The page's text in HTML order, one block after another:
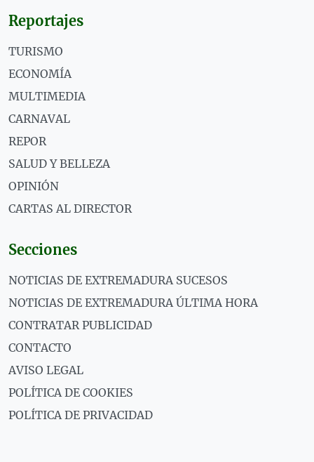
Reportajes
TURISMO
ECONOMÍA
MULTIMEDIA
CARNAVAL
REPOR
SALUD Y BELLEZA
OPINIÓN
CARTAS AL DIRECTOR
Secciones
NOTICIAS DE EXTREMADURA SUCESOS
NOTICIAS DE EXTREMADURA ÚLTIMA HORA
CONTRATAR PUBLICIDAD
CONTACTO
AVISO LEGAL
POLÍTICA DE COOKIES
POLÍTICA DE PRIVACIDAD